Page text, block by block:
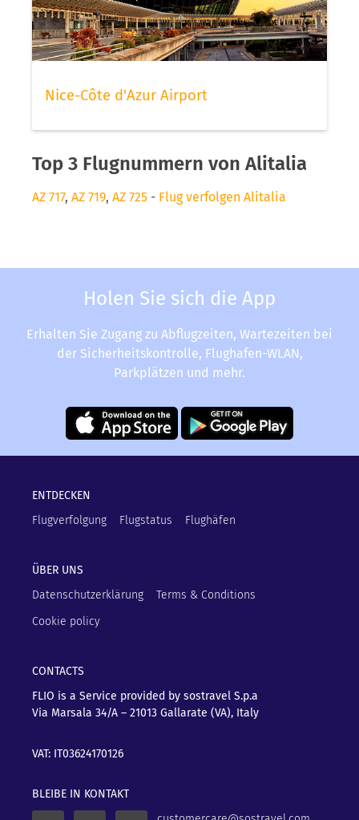
Nice-Côte d'Azur Airport
Top 3 Flugnummern von Alitalia
AZ 717, AZ 719, AZ 725 - Flug verfolgen Alitalia
Holen Sie sich die App
Erhalten Sie Zugang zu Abflugzeiten, Wartezeiten bei
der Sicherheitskontrolle, Flughafen-WLAN,
Parkplätzen und mehr.
ENTDECKEN
Flugverfolgung
Flugstatus Flughäfen
ÜBER UNS
Datenschutzerklärung
Terms & Conditions
Cookie policy
CONTACTS
FLIO is a Service provided by sostravel S.p.a
Via Marsala 34/A – 21013 Gallarate (VA), Italy
VAT: IT03624170126
BLEIBE IN KONTAKT